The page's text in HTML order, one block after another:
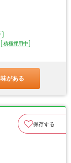
積極採用中
がある
保存する